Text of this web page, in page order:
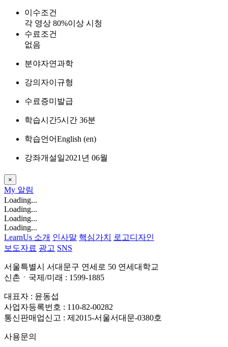
이수조건
각 영상 80%이상 시청
수료조건
없음
분야자연과학
강의자이규형
수료증미발급
학습시간5시간 36분
학습언어English ‎(en)‎
강좌개설일2021년 06월
×
My 알림
Loading...
Loading...
Loading...
Loading...
LearnUs 소개 인사말 핵심가치
로고디자인
보도자료 광고 SNS
서울특별시 서대문구 연세로 50 연세대학교
신촌ㆍ국제/미래 : 1599-1885
대표자 : 윤동섭
사업자등록번호 : 110-82-00282
통신판매업신고 : 제2015-서울서대문-0380호
사용문의